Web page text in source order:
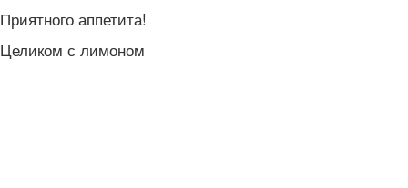
Приятного аппетита!
Целиком с лимоном